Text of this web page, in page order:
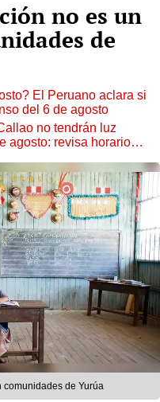
no es un
de
El Peruano aclara si
del 6 de agosto
no tendrán luz
agosto: revisa horarios y
comunidades de Yurúa